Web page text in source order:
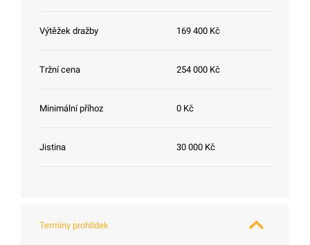
Výtěžek dražby 169 400 Kč
Tržní cena 254 000 Kč
Minimální příhoz 0 Kč
Jistina 30 000 Kč
Termíny prohlídek